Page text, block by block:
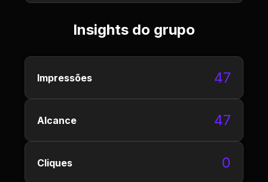
Insights do grupo
Impressões 47
Alcance 47
Cliques 0